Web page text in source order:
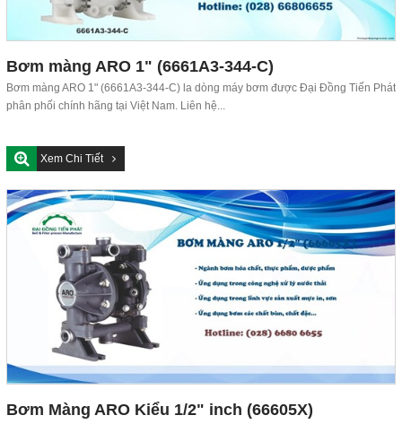
Bơm màng ARO 1" (6661A3-344-C)
Bơm màng ARO 1" (6661A3-344-C) la dòng máy bơm được Đại Đồng Tiến Phát
phân phối chính hãng tại Việt Nam. Liên hệ...
Xem Chi Tiết
Bơm Màng ARO Kiểu 1/2" inch (66605X)